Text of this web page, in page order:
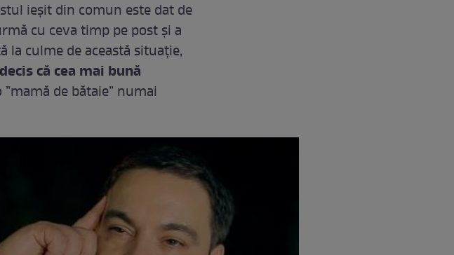
ieșit din comun este dat de
cu ceva timp pe post și a
culme de această situație,
că cea mai bună
de bătaie” numai